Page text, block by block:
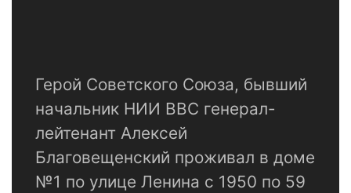
Герой Советского Союза, бывший
начальник НИИ ВВС генерал-
лейтенант Алексей
Благовещенский проживал в доме
№1 по улице Ленина с 1950 по 59